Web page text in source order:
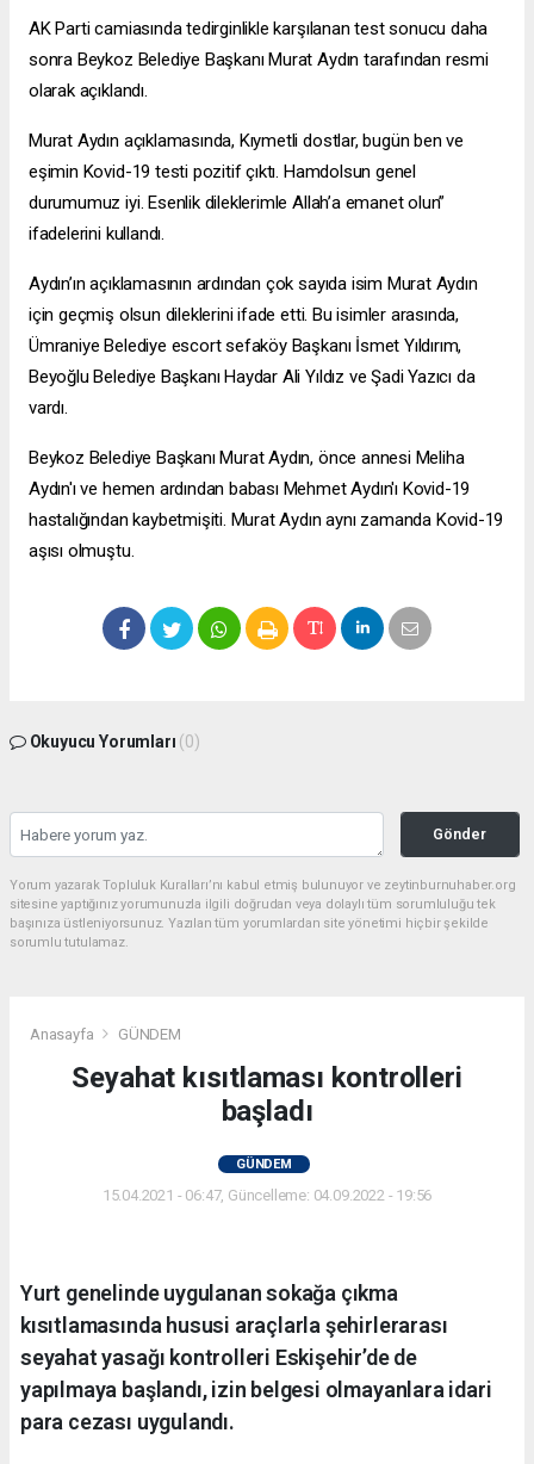
AK Parti camiasında tedirginlikle karşılanan test sonucu daha
sonra Beykoz Belediye Başkanı Murat Aydın tarafından resmi
olarak açıklandı.
Murat Aydın açıklamasında, Kıymetli dostlar, bugün ben ve
eşimin Kovid-19 testi pozitif çıktı. Hamdolsun genel
durumumuz iyi. Esenlik dileklerimle Allah’a emanet olun”
ifadelerini kullandı.
Aydın’ın açıklamasının ardından çok sayıda isim Murat Aydın
için geçmiş olsun dileklerini ifade etti. Bu isimler arasında,
Ümraniye Belediye escort sefaköyBaşkanı İsmet Yıldırım,
Beyoğlu Belediye Başkanı Haydar Ali Yıldız ve Şadi Yazıcı da
vardı.
Beykoz Belediye Başkanı Murat Aydın, önce annesi Meliha
Aydın'ı ve hemen ardından babası Mehmet Aydın'ı Kovid-19
hastalığından kaybetmişiti. Murat Aydın aynı zamanda Kovid-19
aşısı olmuştu.
Okuyucu Yorumları (0)
Gönder
Yorum yazarak Topluluk Kuralları’nı kabul etmiş bulunuyor ve zeytinburnuhaber.org
sitesine yaptığınız yorumunuzla ilgili doğrudan veya dolaylı tüm sorumluluğu tek
başınıza üstleniyorsunuz. Yazılan tüm yorumlardan site yönetimi hiçbir şekilde
sorumlu tutulamaz.
Anasayfa GÜNDEM
Seyahat kısıtlaması kontrolleri
başladı
GÜNDEM
15.04.2021 - 06:47, Güncelleme: 04.09.2022 - 19:56
Yurt genelinde uygulanan sokağa çıkma
kısıtlamasında hususi araçlarla şehirlerarası
seyahat yasağı kontrolleri Eskişehir’de de
yapılmaya başlandı, izin belgesi olmayanlara idari
para cezası uygulandı.